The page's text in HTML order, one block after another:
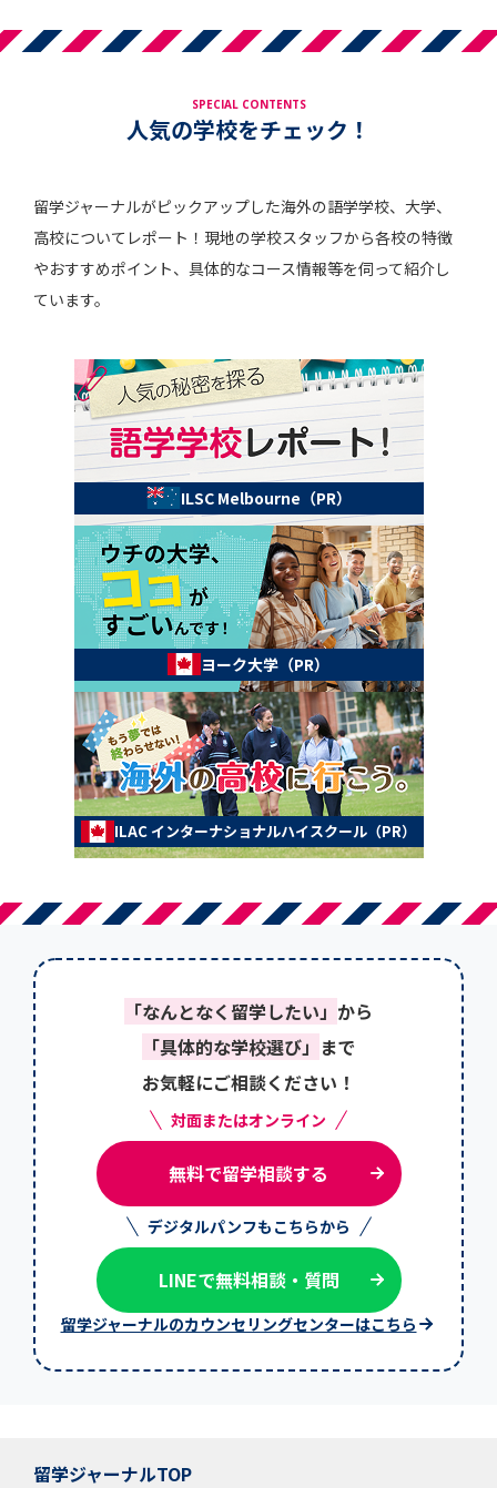
人気の学校をチェック！
SPECIAL CONTENTS
留学ジャーナルがピックアップした海外の語学学校、大学、
高校についてレポート！現地の学校スタッフから各校の特徴
やおすすめポイント、具体的なコース情報等を伺って紹介し
ています。
ILSC Melbourne（PR）
ヨーク大学（PR）
ILAC インターナショナルハイスクール（PR）
「なんとなく留学したい」 から
「具体的な学校選び」 まで
お気軽にご相談ください！
対面またはオンライン
無料で留学相談する
デジタルパンフもこちらから
LINEで無料相談・質問
留学ジャーナルのカウンセリングセンターはこちら
留学ジャーナルTOP